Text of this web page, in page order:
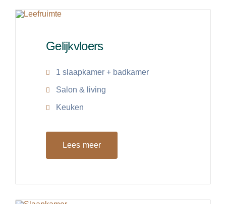
Gelijkvloers
1 slaapkamer + badkamer
Salon & living
Keuken
Lees meer